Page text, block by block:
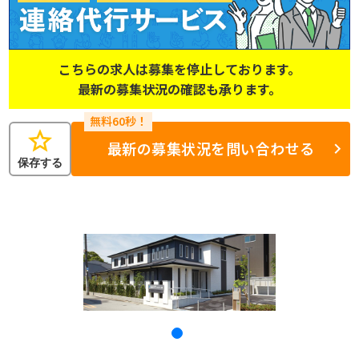
こちらの求人は募集を停止しております。
最新の募集状況の確認も承ります。
star
保存する
最新の募集状況を問い合わせる